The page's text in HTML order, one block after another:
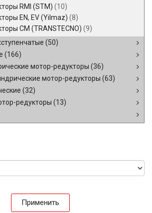
RMI (STM) (10)
EN, EV (Yilmaz) (8)
CM (TRANSTECNO) (9)
(50)
(166)
мотор-редукторы (36)
мотор-редукторы (63)
(32)
редукторы (13)
Применить